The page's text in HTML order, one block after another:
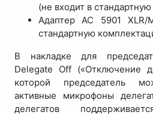
(не входит в
Адаптер AC 5901
стандартную
В накладке для
Delegate Off («Отключение
которой председатель
активные микрофоны
делегатов